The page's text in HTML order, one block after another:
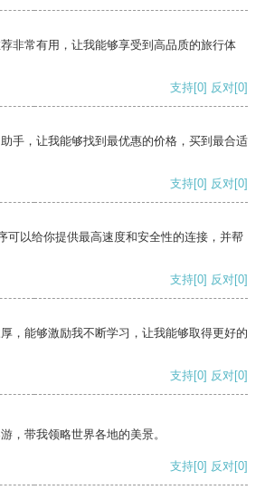
非常有用，让我能够享受到高品质的旅行体
支持[0] 反对[0]
手，让我能够找到最优惠的价格，买到最合适
支持[0] 反对[0]
可以给你提供最高速度和安全性的连接，并帮
支持[0] 反对[0]
，能够激励我不断学习，让我能够取得更好的
支持[0] 反对[0]
，带我领略世界各地的美景。
支持[0] 反对[0]